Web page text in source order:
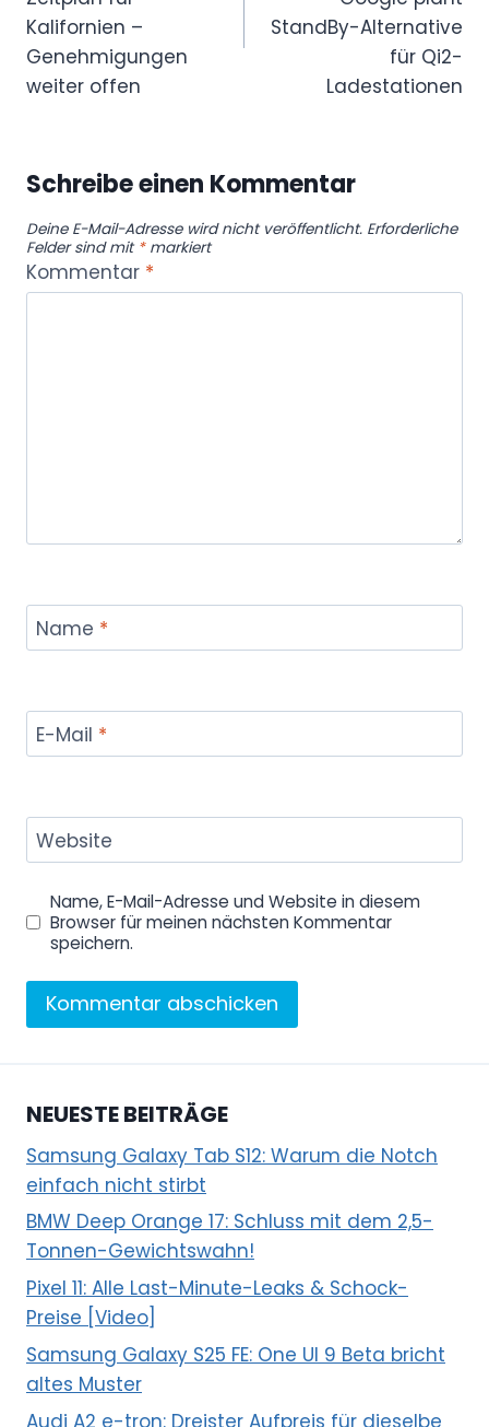
Kalifornien –
Genehmigungen
weiter offen
StandBy-Alternative
für Qi2-
Ladestationen
Schreibe einen Kommentar
Deine E-Mail-Adresse wird nicht veröffentlicht. Erforderliche
Felder sind mit *markiert
Kommentar *
Name *
E-Mail *
Website
Name, E-Mail-Adresse und Website in diesem
Browser für meinen nächsten Kommentar
speichern.
NEUESTE BEITRÄGE
Samsung Galaxy Tab S12: Warum die Notch
einfach nicht stirbt
BMW Deep Orange 17: Schluss mit dem 2,5-
Tonnen-Gewichtswahn!
Pixel 11: Alle Last-Minute-Leaks & Schock-
Preise [Video]
Samsung Galaxy S25 FE: One UI 9 Beta bricht
altes Muster
Audi A2 e-tron: Dreister Aufpreis für dieselbe